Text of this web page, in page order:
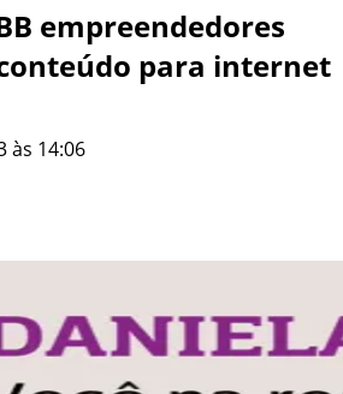
empreendedores
para internet
às 14:06